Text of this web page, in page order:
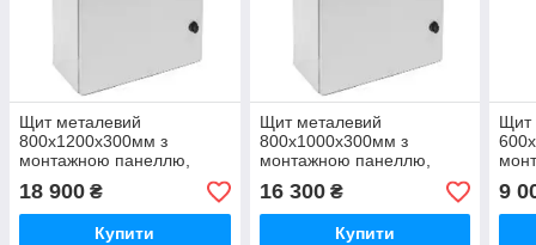
Щит металевий
800х1200х300мм з
монтажною панеллю,
зовнішній, герметичний
IP65
18 900 ₴
Купити
Щит металевий
800х1000х300мм з
монтажною панеллю,
зовнішній, герметичний
IP65
16 300₴
Купити
Щит
IP65
9